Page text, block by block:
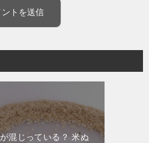
混じっている？ 米ぬ